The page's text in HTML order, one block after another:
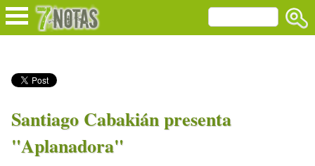
Santiago Cabakián presenta
"Aplanadora"